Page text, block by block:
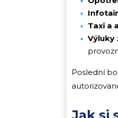
Taxi a
Výluky
Poslední